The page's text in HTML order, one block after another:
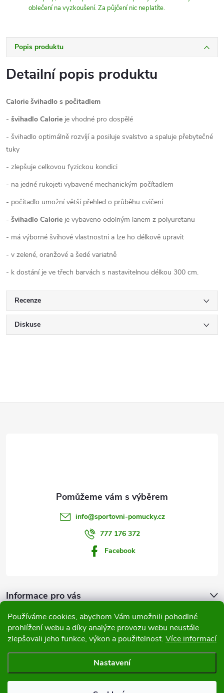
Používáme cookies, abychom Vám umožnili pohodlné
prohlížení webu a díky analýze provozu webu neustále
zlepšovali jeho funkce, výkon a použitelnost. Více informací
Nastavení
oblečení na vyzkoušení. Za půjčení nic neplatíte.
Popis produktu
Detailní popis produktu
Calorie švihadlo s počitadlem
- švihadlo Calorie je vhodné pro dospělé
- švihadlo optimálně rozvíjí a posiluje svalstvo a spaluje přebytečné
tuky
- zlepšuje celkovou fyzickou kondici
- na jedné rukojeti vybavené mechanickým počítadlem
- počítadlo umožní větší přehled o průběhu cvičení
- švihadlo Calorie je vybaveno odolným lanem z polyuretanu
- má výborné švihové vlastnostni a lze ho délkově upravit
- v zelené, oranžové a šedé variatně
- k dostání je ve třech barvách s nastavitelnou délkou 300 cm.
Recenze
Diskuse
info@sportovni-pomucky.cz
777 176 372
Facebook
Informace pro vás
Přijímáme online platby
Copyright 2026Sportovní pomůcky. Všechna práva vyhrazena.